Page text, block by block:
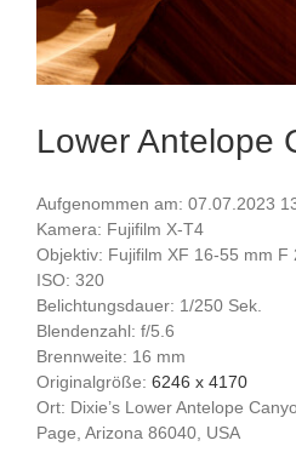
Lower Antelope
Aufgenommen am: 07.07.2023
Kamera: Fujifilm X-T4
Objektiv: Fujifilm XF 16-55 mm F
ISO: 320
Belichtungsdauer: 1/250 Sek.
Blendenzahl: f/5.6
Brennweite: 16 mm
Originalgröße: 6246 x 4170
Ort: Dixie’s Lower Antelope
Page, Arizona 86040, USA